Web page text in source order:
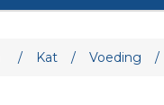
/ Kat / Voeding /